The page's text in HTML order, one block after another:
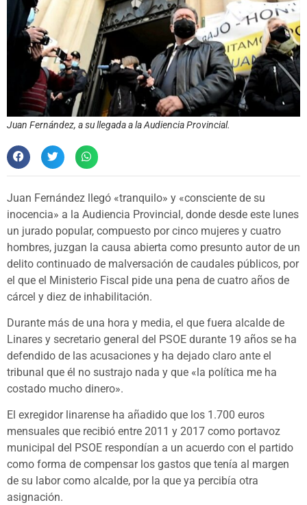
Juan Fernández, a su llegada a la Audiencia Provincial.
Juan Fernández llegó «tranquilo» y «consciente de su
inocencia» a la Audiencia Provincial, donde desde este lunes
un jurado popular, compuesto por cinco mujeres y cuatro
hombres, juzgan la causa abierta como presunto autor de un
delito continuado de malversación de caudales públicos, por
el que el Ministerio Fiscal pide una pena de cuatro años de
cárcel y diez de inhabilitación.
Durante más de una hora y media, el que fuera alcalde de
Linares y secretario general del PSOE durante 19 años se ha
defendido de las acusaciones y ha dejado claro ante el
tribunal que él no sustrajo nada y que «la política me ha
costado mucho dinero».
El exregidor linarense ha añadido que los 1.700 euros
mensuales que recibió entre 2011 y 2017 como portavoz
municipal del PSOE respondían a un acuerdo con el partido
como forma de compensar los gastos que tenía al margen
de su labor como alcalde, por la que ya percibía otra
asignación.